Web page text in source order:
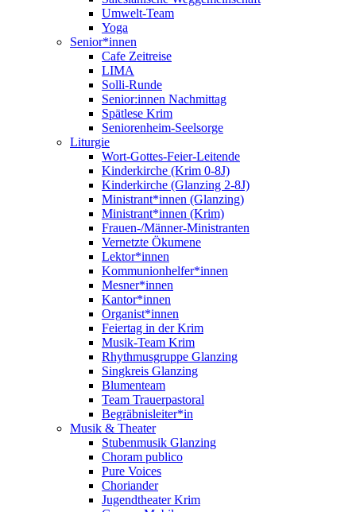
Umwelt-Team
Yoga
Senior*innen
Cafe Zeitreise
LIMA
Solli-Runde
Senior:innen Nachmittag
Spätlese Krim
Seniorenheim-Seelsorge
Liturgie
Wort-Gottes-Feier-Leitende
Kinderkirche (Krim 0-8J)
Kinderkirche (Glanzing 2-8J)
Ministrant*innen (Glanzing)
Ministrant*innen (Krim)
Frauen-/Männer-Ministranten
Vernetzte Ökumene
Lektor*innen
Kommunionhelfer*innen
Mesner*innen
Kantor*innen
Organist*innen
Feiertag in der Krim
Musik-Team Krim
Rhythmusgruppe Glanzing
Singkreis Glanzing
Blumenteam
Team Trauerpastoral
Begräbnisleiter*in
Musik & Theater
Stubenmusik Glanzing
Choram publico
Pure Voices
Choriander
Jugendtheater Krim